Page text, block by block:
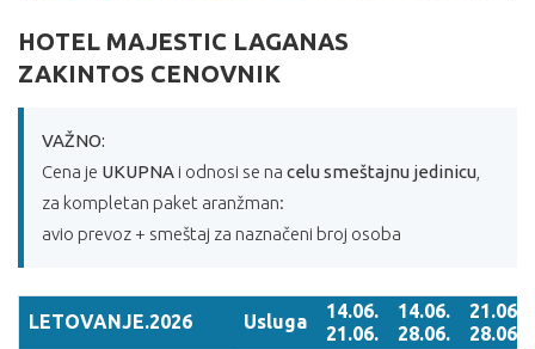
HOTEL MAJESTIC LAGANAS
ZAKINTOS CENOVNIK
VAŽNO:
Cena je UKUPNA i odnosi se na celu smeštajnu jedinicu
za kompletan paket aranžman:
avio prevoz + smeštaj za naznačeni broj osoba
LETOVANJE.2026 Usluga
14.06.
21.06.
14.06.
28.06.
21.06.
28.06.